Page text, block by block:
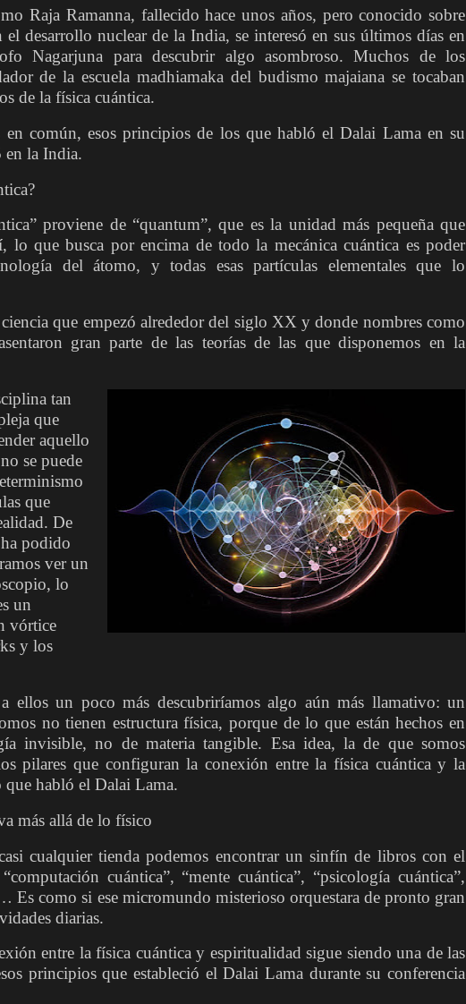
Raja Ramanna, fallecido hace unos años, pero conocido sobre
desarrollo nuclear de la India, se interesó en sus últimos días en
Nagarjuna para descubrir algo asombroso. Muchos de los
de la escuela madhiamaka del budismo majaiana se tocaban
de la física cuántica.
en común, esos principios de los que habló el Dalai Lama en su
en la India.
proviene de “quantum”, que es la unidad más pequeña que
lo que busca por encima de todo la mecánica cuántica es poder
del átomo, y todas esas partículas elementales que lo
ciencia que empezó alrededor del siglo XX y donde nombres como
gran parte de las teorías de las que disponemos en la
tan
que
aquello
se puede
que
De
podido
ver un
lo
un
vórtice
y los
a ellos un poco más descubriríamos algo aún más llamativo: un
no tienen estructura física, porque de lo que están hechos en
invisible, no de materia tangible. Esa idea, la de que somos
pilares que configuran la conexión entre la física cuántica y la
habló el Dalai Lama.
más allá de lo físico
cualquier tienda podemos encontrar un sinfín de libros con el
cuántica”, “mente cuántica”, “psicología cuántica”,
Es como si ese micromundo misterioso orquestara de pronto gran
diarias.
entre la física cuántica y espiritualidad sigue siendo una de las
principios que estableció el Dalai Lama durante su conferencia